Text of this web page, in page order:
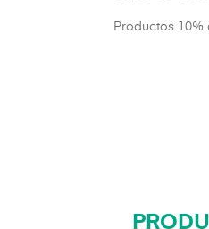
Productos 10%